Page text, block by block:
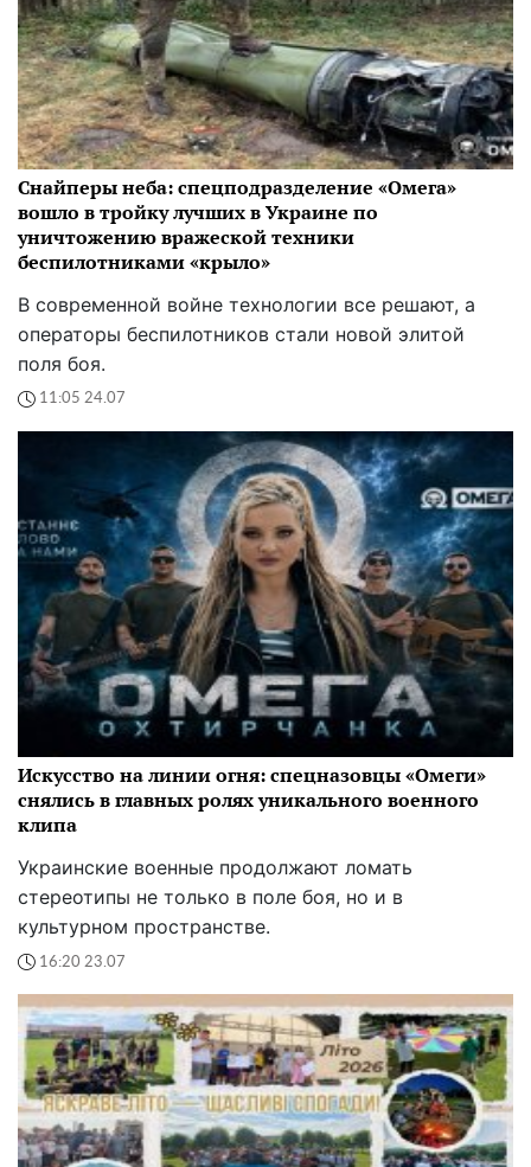
Снайперы неба: спецподразделение «Омега»
вошло в тройку лучших в Украине по
уничтожению вражеской техники
беспилотниками «крыло»
В современной войне технологии все решают, а
операторы беспилотников стали новой элитой
поля боя.
11:05 24.07
Искусство на линии огня: спецназовцы «Омеги»
снялись в главных ролях уникального военного
клипа
Украинские военные продолжают ломать
стереотипы не только в поле боя, но и в
культурном пространстве.
16:20 23.07